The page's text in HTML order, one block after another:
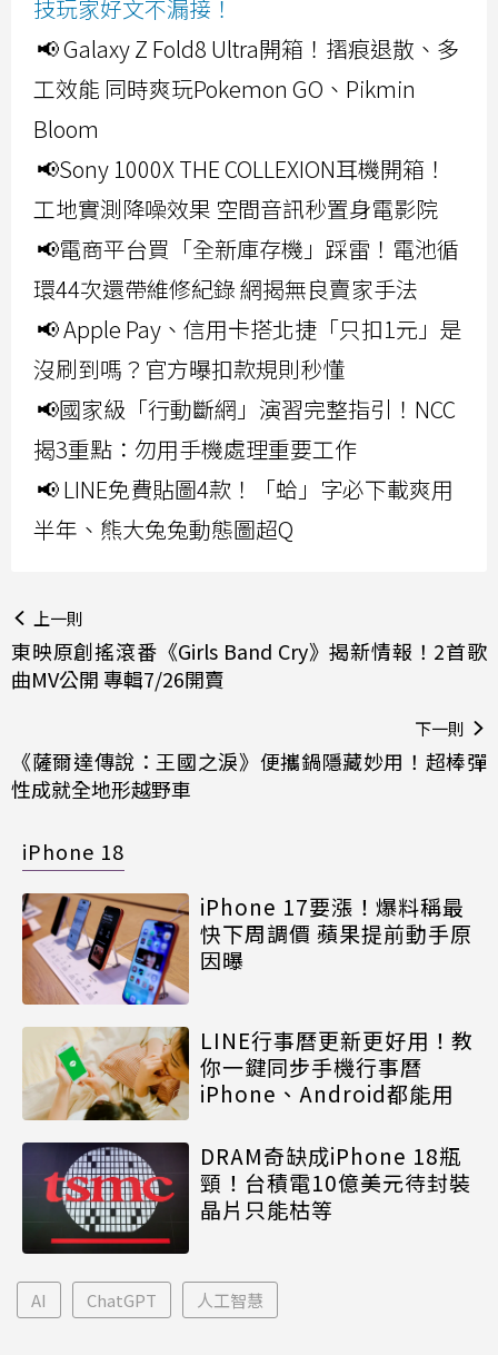
技玩家好文不漏接！
📢 Galaxy Z Fold8 Ultra開箱！摺痕退散、多
工效能 同時爽玩Pokemon GO、Pikmin
Bloom
📢Sony 1000X THE COLLEXION耳機開箱！
工地實測降噪效果 空間音訊秒置身電影院
📢電商平台買「全新庫存機」踩雷！電池循
環44次還帶維修紀錄 網揭無良賣家手法
📢 Apple Pay、信用卡搭北捷「只扣1元」是
沒刷到嗎？官方曝扣款規則秒懂
📢國家級「行動斷網」演習完整指引！NCC
揭3重點：勿用手機處理重要工作
📢 LINE免費貼圖4款！「蛤」字必下載爽用
半年、熊大兔兔動態圖超Q
上一則
東映原創搖滾番《Girls Band Cry》揭新情報！2首歌
曲MV公開 專輯7/26開賣
下一則
《薩爾達傳說：王國之淚》便攜鍋隱藏妙用！超棒彈
性成就全地形越野車
iPhone 18
iPhone 17要漲！爆料稱最
快下周調價 蘋果提前動手原
因曝
LINE行事曆更新更好用！教
你一鍵同步手機行事曆
iPhone、Android都能用
DRAM奇缺成iPhone 18瓶
頸！台積電10億美元待封裝
晶片只能枯等
AI ChatGPT 人工智慧